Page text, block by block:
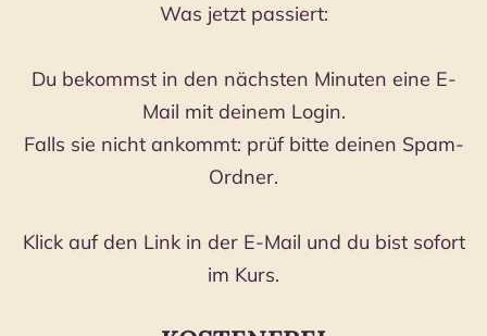
Was jetzt passiert:
Du bekommst in den nächsten Minuten eine E-
Mail mit deinem Login.
Falls sie nicht ankommt: prüf bitte deinen Spam-
Ordner.
Klick auf den Link in der E-Mail und du bist sofort
im Kurs.